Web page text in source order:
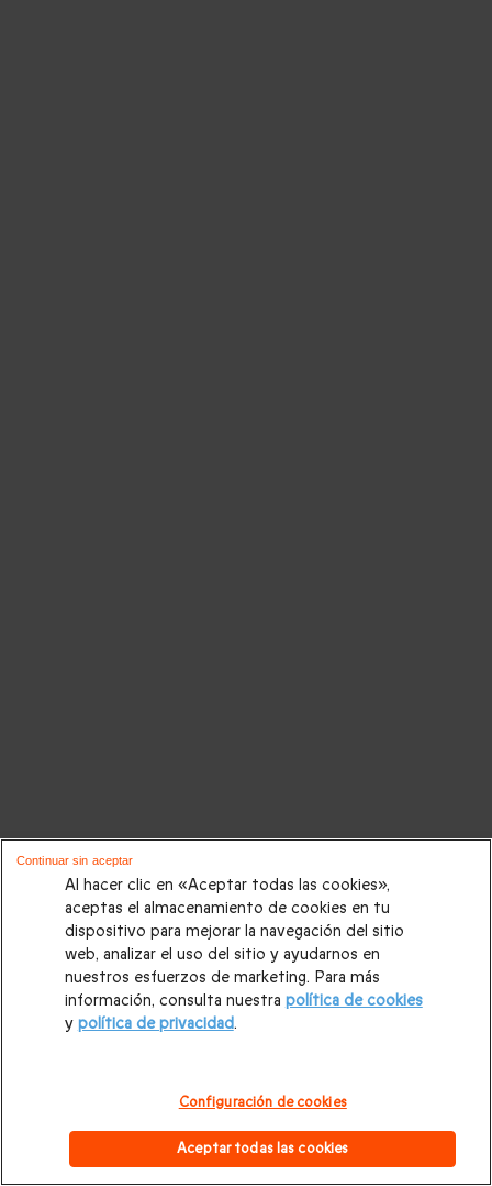
Al hacer clic en «Aceptar todas las cookies»,
aceptas el almacenamiento de cookies en tu
dispositivo para mejorar la navegación del sitio
web, analizar el uso del sitio y ayudarnos en
nuestros esfuerzos de marketing. Para más
información, consulta nuestra política de cookies
y política de privacidad.
Configuración de cookies
Aceptar todas las cookies
Continuar sin aceptar